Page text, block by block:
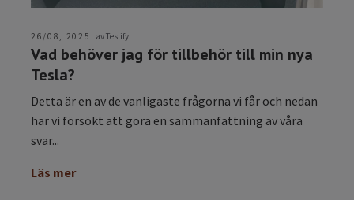
26/08, 2025 av Teslify
Vad behöver jag för tillbehör till min nya
Tesla?
Detta är en av de vanligaste frågorna vi får och nedan
har vi försökt att göra en sammanfattning av våra
svar...
Läs mer